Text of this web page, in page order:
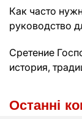
Как часто
руководство
Сретение
история,
Останні